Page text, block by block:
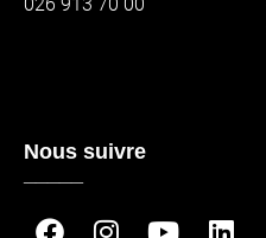
026 913 70 00
Nous suivre